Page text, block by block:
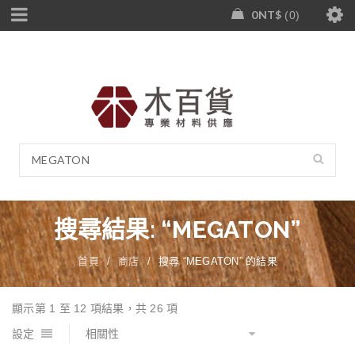
0NT$ 0
搜尋結果: “MEGATON”
首頁 / 商店 / 搜尋 “MEGATON” 的結果
顯示第 1 至 12 項結果，共 26 項
設定
相關性